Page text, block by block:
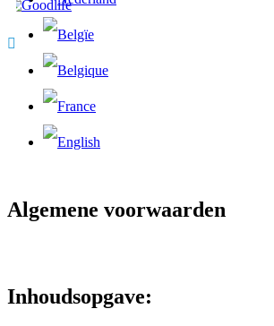
Algemene voorwaarden
Inhoudsopgave: